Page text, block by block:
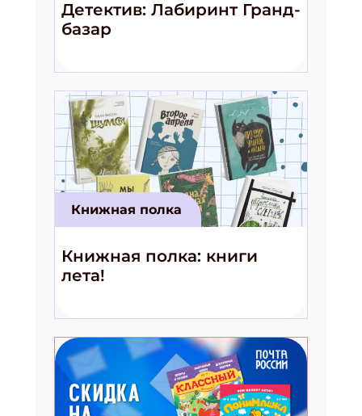
Детектив: Лабиринт Гранд-
базар
Книжная полка
Книжная полка: книги
лета!